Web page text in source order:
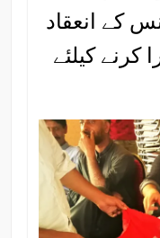
کے انعقاد
کرنے کیلئے